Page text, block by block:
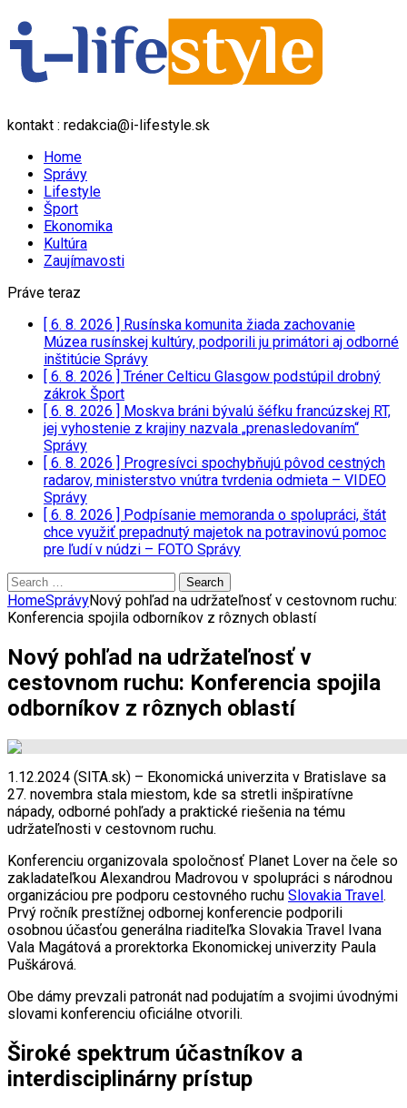
kontakt : redakcia@i-lifestyle.sk
Home
Správy
Lifestyle
Šport
Ekonomika
Kultúra
Zaujímavosti
Práve teraz
[ 6. 8. 2026 ] Rusínska komunita žiada zachovanie
Múzea rusínskej kultúry, podporili ju primátori aj odborné
inštitúcie Správy
[ 6. 8. 2026 ] Tréner Celticu Glasgow podstúpil drobný
zákrok Šport
[ 6. 8. 2026 ] Moskva bráni bývalú šéfku francúzskej RT,
jej vyhostenie z krajiny nazvala „prenasledovaním“
Správy
[ 6. 8. 2026 ] Progresívci spochybňujú pôvod cestných
radarov, ministerstvo vnútra tvrdenia odmieta – VIDEO
Správy
[ 6. 8. 2026 ] Podpísanie memoranda o spolupráci, štát
chce využiť prepadnutý majetok na potravinovú pomoc
pre ľudí v núdzi – FOTO Správy
Search
for:
HomeSprávyNový pohľad na udržateľnosť v cestovnom ruchu:
Konferencia spojila odborníkov z rôznych oblastí
Nový pohľad na udržateľnosť v
cestovnom ruchu: Konferencia spojila
odborníkov z rôznych oblastí
1.12.2024 (SITA.sk) – Ekonomická univerzita v Bratislave sa
27. novembra stala miestom, kde sa stretli inšpiratívne
nápady, odborné pohľady a praktické riešenia na tému
udržateľnosti v cestovnom ruchu.
Konferenciu organizovala spoločnosť Planet Lover na čele so
zakladateľkou Alexandrou Madrovou v spolupráci s národnou
organizáciou pre podporu cestovného ruchu Slovakia Travel.
Prvý ročník prestížnej odbornej konferencie podporili
osobnou účasťou generálna riaditeľka Slovakia Travel Ivana
Vala Magátová a prorektorka Ekonomickej univerzity Paula
Puškárová.
Obe dámy prevzali patronát nad podujatím a svojimi úvodnými
slovami konferenciu oficiálne otvorili.
Široké spektrum účastníkov a
interdisciplinárny prístup